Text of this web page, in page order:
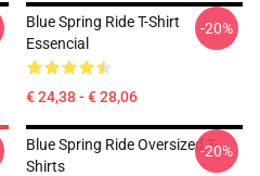
Blue Spring Ride T-Shirt
Essencial
€ 24,38 - € 28,06
-20%
Blue Spring Ride Oversized T-
Shirts
-20%